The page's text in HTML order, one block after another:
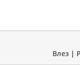
Влез |